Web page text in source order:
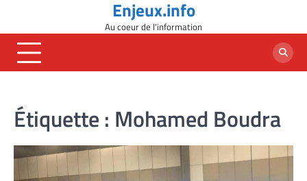
content
Enjeux.info
Au coeur de l'information
Étiquette : Mohamed Boudra